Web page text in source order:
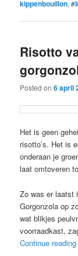
kippenbouillon,
Risotto
Posted on6 april
Het is geen
risotto’s. Het is
onderaan je
laat omtoveren
Zo was er laatst
Gorgonzola op
wat blikjes
voorraadkast,
Continue reading